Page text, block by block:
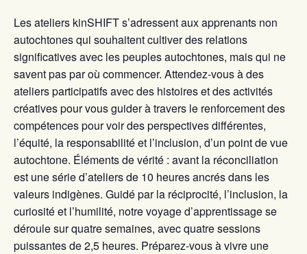
Les ateliers kinSHIFT s’adressent aux apprenants non
autochtones qui souhaitent cultiver des relations
significatives avec les peuples autochtones, mais qui ne
savent pas par où commencer. Attendez-vous à des
ateliers participatifs avec des histoires et des activités
créatives pour vous guider à travers le renforcement des
compétences pour voir des perspectives différentes,
l’équité, la responsabilité et l’inclusion, d’un point de vue
autochtone. Éléments de vérité : avant la réconciliation
est une série d’ateliers de 10 heures ancrés dans les
valeurs indigènes. Guidé par la réciprocité, l’inclusion, la
curiosité et l’humilité, notre voyage d’apprentissage se
déroule sur quatre semaines, avec quatre sessions
puissantes de 2,5 heures. Préparez-vous à vivre une